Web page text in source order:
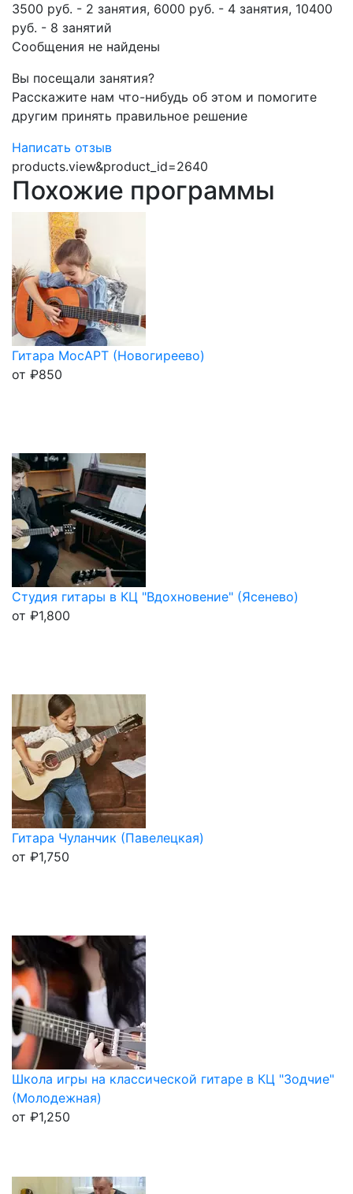
3500 руб. - 2 занятия, 6000 руб. - 4 занятия, 10400
руб. - 8 занятий
Сообщения не найдены
Вы посещали занятия?
Расскажите нам что-нибудь об этом и помогите
другим принять правильное решение
Написать отзыв
products.view&product_id=2640
Похожие программы
Гитара МосАРТ (Новогиреево)
от ₽850
Студия гитары в КЦ "Вдохновение" (Ясенево)
от ₽1,800
Гитара Чуланчик (Павелецкая)
от ₽1,750
Школа игры на классической гитаре в КЦ "Зодчие"
(Молодежная)
от ₽1,250